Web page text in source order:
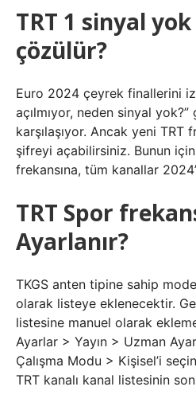
TRT 1 sinyal
çözülür?
Euro 2024 çeyrek finallerini
açılmıyor, neden sinyal
karşılaşıyor. Ancak yeni
şifreyi açabilirsiniz. Bunun
frekansına, tüm kanallar
TRT Spor
Ayarlanır?
TKGS anten tipine sahip
olarak listeye eklenecektir.
listesine manuel olarak
Ayarlar > Yayın > Uzman
Çalışma Modu > Kişisel’i
TRT kanalı kanal listesinin